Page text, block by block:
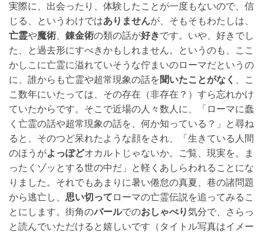
実際に、出会ったり、体験したことが一度もないので、信
じる、というわけではありませんが、そもそもわたしは、
亡霊や魔術 錬金術の類の話が好きです。いや、好きでし
た、と過去形にすべきかもしれません。というのも、ここ
かしこに亡霊に溢れていそうな佇まいのローマだというの
に、誰からも亡霊や超常現象の話を聞いたことがなく
、こ
こ数年にいたっては、その存在（非存在？）すら忘れかけ
ていたからです。そこで近場の人々数人に、「ローマに蠢
く亡霊の話や超常現象の話を、何か知っている？」と尋ね
ると、そのつど呆れたような顔をされ、「生きている人間
のほうがよっぽどオカルトじゃないか。ご覧、現実を。ま
ったくゾッとする世の中だ」と軽くあしらわれることにな
りました。それでもあまりに暑い倦怠の真夏、巷の諸問題
から逃亡し、 思い切って ローマの亡霊伝説を追ってみるこ
とにします。街角のバールでのおしゃべり気分で、さらっ
と読んでいただけると嬉しいです（タイトル写真はイメー